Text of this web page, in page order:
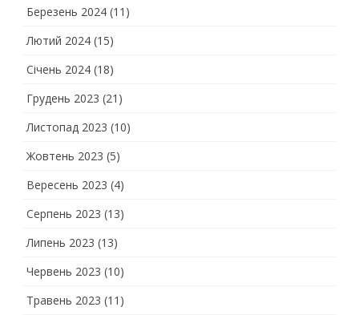
Березень 2024 (11)
Лютий 2024 (15)
Січень 2024 (18)
Грудень 2023 (21)
Листопад 2023 (10)
Жовтень 2023 (5)
Вересень 2023 (4)
Серпень 2023 (13)
Липень 2023 (13)
Червень 2023 (10)
Травень 2023 (11)